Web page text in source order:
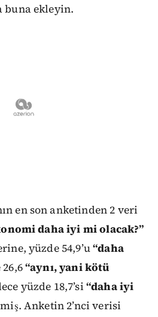
buna ekleyin.
en son anketinden 2 veri
daha iyi mi olacak?”
yüzde 54,9’u“daha
26,6“aynı, yani kötü
yüzde 18,7’si “daha iyi
Anketin 2’nci verisi